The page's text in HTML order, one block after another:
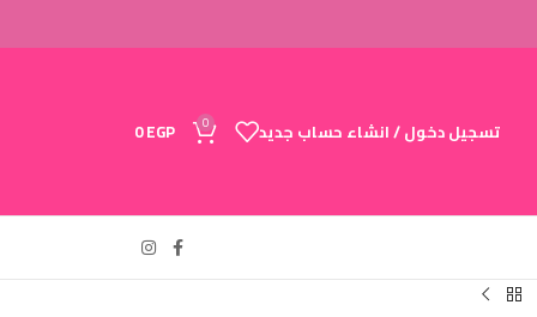
تسجيل دخول / انشاء حساب جديد 0
0EGP